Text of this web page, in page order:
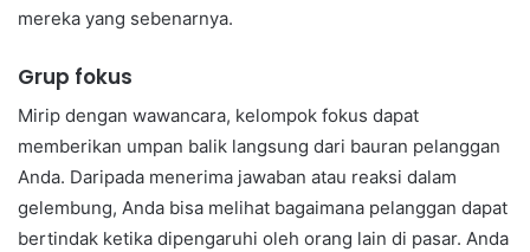
mereka yang sebenarnya.
Grup fokus
Mirip dengan wawancara, kelompok fokus dapat
memberikan umpan balik langsung dari bauran pelanggan
Anda. Daripada menerima jawaban atau reaksi dalam
gelembung, Anda bisa melihat bagaimana pelanggan dapat
bertindak ketika dipengaruhi oleh orang lain di pasar. Anda